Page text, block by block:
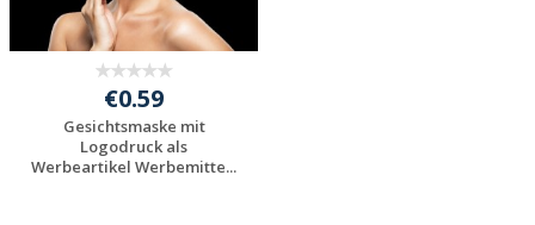
€0.59
Gesichtsmaske mit
Logodruck als
Werbeartikel Werbemitte...